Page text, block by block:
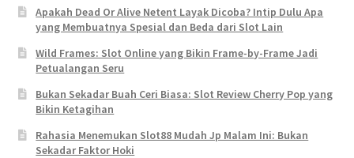
Apakah Dead Or Alive Netent Layak Dicoba? Intip Dulu Apa
yang Membuatnya Spesial dan Beda dari Slot Lain
Wild Frames: Slot Online yang Bikin Frame-by-Frame Jadi
Petualangan Seru
Bukan Sekadar Buah Ceri Biasa: Slot Review Cherry Pop yang
Bikin Ketagihan
Rahasia Menemukan Slot88 Mudah Jp Malam Ini: Bukan
Sekadar Faktor Hoki